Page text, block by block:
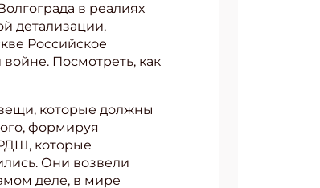
в реалиях
детализации,
Российское
Посмотреть, как
которые должны
формируя
которые
Они возвели
деле, в мире